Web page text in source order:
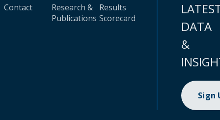
Contact
Research &
Publications
Results
Scorecard
DATA
&
Sign